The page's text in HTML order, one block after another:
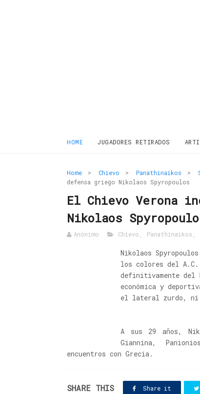
HOME JUGADORES RETIRADOS
Home > Chievo > Panathinaikos >
defensa griego Nikolaos Spyropoulos
El Chievo Verona
Nikolaos
Anónimo Chievo Panathinaikos
Nikolaos
los colores del
definitivamente del
económica y
el lateral zurdo, ni
A sus 29 años,
Giannina,
encuentros con Grecia.
SHARE THIS Share it